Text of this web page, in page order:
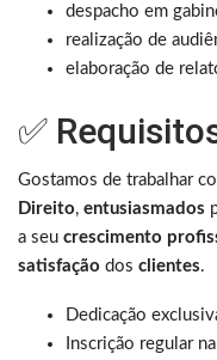
despacho em
realização de
elaboração de
✅
Gostamos de trabalhar
Direito, entusiasmados
a seu crescimento
satisfação dos clientes.
Dedicação
Inscrição regular na